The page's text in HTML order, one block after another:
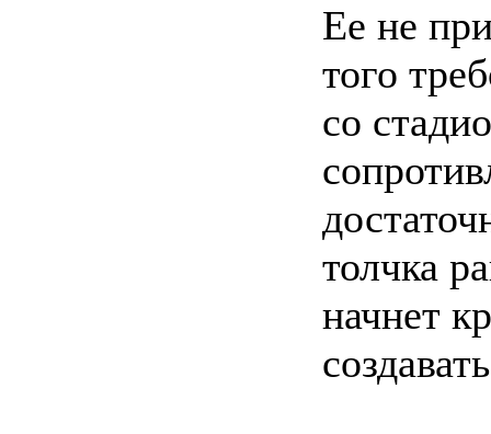
Ее не
того
со
толчка
начнет